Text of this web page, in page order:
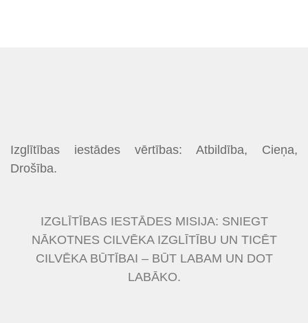
Izglītības iestādes vērtības: Atbildība, Cieņa,
Drošība.
IZGLĪTĪBAS IESTĀDES MISIJA: SNIEGT
NĀKOTNES CILVĒKA IZGLĪTĪBU UN TICĒT
CILVĒKA BŪTĪBAI – BŪT LABAM UN DOT
LABĀKO.